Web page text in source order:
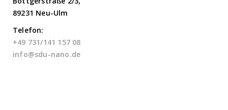
89231 Neu-Ulm
Telefon:
+49 731/141 157 08
info@sdu-nano.de